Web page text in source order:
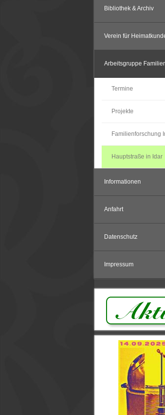
Bibliothek & Archiv
Verein für
Arbeitsgruppe
Termine
Projekte
Familienforschung
Hauptstraße in Idar
Informationen
Anfahrt
Datenschutz
Impressum